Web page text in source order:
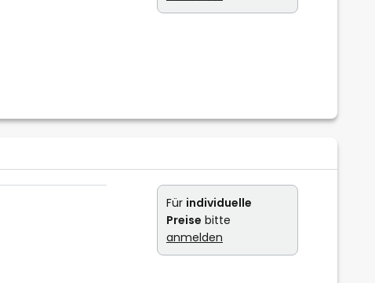
Für individuelle
Preise bitte
anmelden